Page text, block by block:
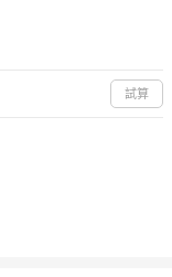
試算